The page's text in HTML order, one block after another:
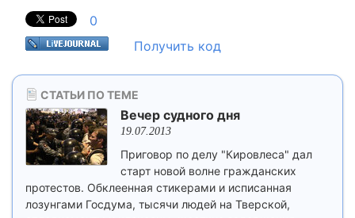
0
Получить код
СТАТЬИ ПО ТЕМЕ
Вечер судного дня
19.07.2013
Приговор по делу "Кировлеса" дал
старт новой волне гражданских
протестов. Обклеенная стикерами и исписанная
лозунгами Госдума, тысячи людей на Тверской,